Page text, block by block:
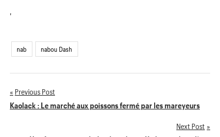
'
nab nabou Dash
Navigation
Previous Post
Kaolack : Le marché aux poissons fermé par les mareyeurs
Next Post